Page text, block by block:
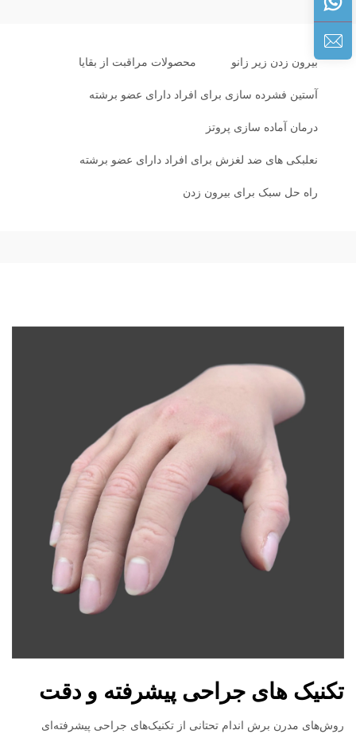
بیرون زدن زیر زانو محصولات مراقبت از بقایا
آستین فشرده سازی برای افراد دارای عضو برشته
درمان آماده سازی پروتز
نعلبکی های ضد لغزش برای افراد دارای عضو برشته
راه حل سبک برای بیرون زدن
تکنیک های جراحی پیشرفته و دقت
روش‌های مدرن برش اندام تحتانی از تکنیک‌های جراحی پیشرفته‌ای